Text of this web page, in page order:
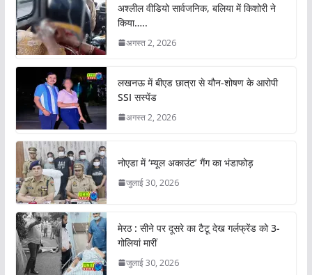
अश्लील वीडियो सार्वजनिक, बलिया में किशोरी ने
किया…..
अगस्त 2, 2026
लखनऊ में बीएड छात्रा से यौन-शोषण के आरोपी
SSI सस्पेंड
अगस्त 2, 2026
नोएडा में ‘म्यूल अकाउंट’ गैंग का भंडाफोड़
जुलाई 30, 2026
मेरठ : सीने पर दूसरे का टैटू देख गर्लफ्रेंड को 3-
गोलियां मारीं
जुलाई 30, 2026